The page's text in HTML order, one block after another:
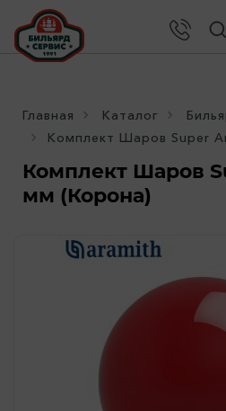
Главная Каталог
Комплект Шаров Super
Комплект Шаров
мм (Корона)